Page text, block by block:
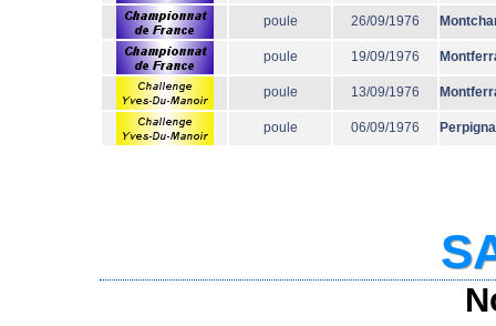
poule 26/09/1976
poule 19/09/1976
poule 13/09/1976
poule 06/09/1976